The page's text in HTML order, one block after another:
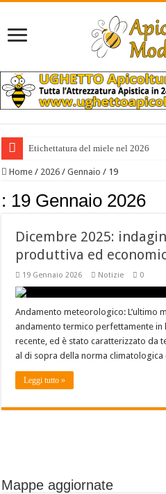
Etichettatura del miele nel 2026
Home / 2026 / Gennaio / 19
: 19 Gennaio 2026
Dicembre 2025:
produttiva ed
19 Gennaio 2026 Notizie 0
Andamento meteorologico: L’ultimo
andamento termico perfettamente in
recente, ed è stato caratterizzato da
al di sopra della norma
Leggi tutto »
Mappe aggiornate